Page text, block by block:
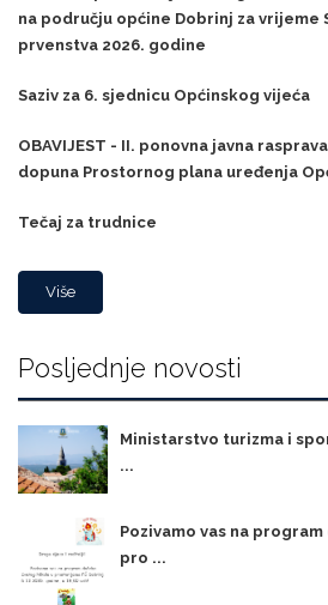
na području općine Dobrinj za
prvenstva 2026. godine
Saziv za 6. sjednicu Općinskog vijeća
OBAVIJEST - II. ponovna javna
dopuna Prostornog plana uređenja
Tečaj za trudnice
Više
Posljednje novosti
Ministarstvo turizma i
...
Pozivamo vas na
pro ...